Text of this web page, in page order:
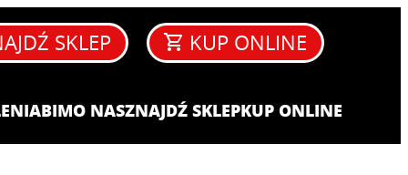
SKLEP KUP ONLINE
BIMO NASZNAJDŹ SKLEPKUP ONLINE